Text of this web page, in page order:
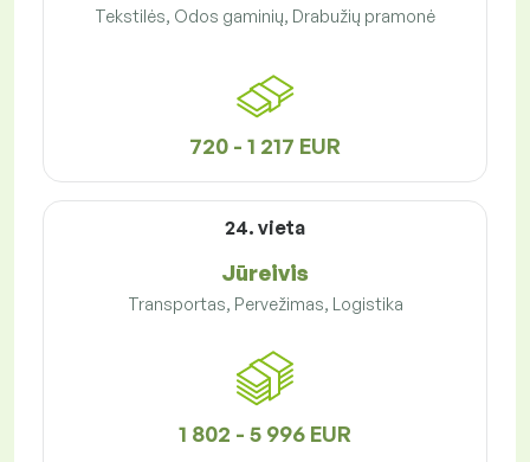
Tekstilės, Odos gaminių, Drabužių pramonė
720 - 1 217 EUR
24. vieta
Jūreivis
Transportas, Pervežimas, Logistika
1 802 - 5 996 EUR